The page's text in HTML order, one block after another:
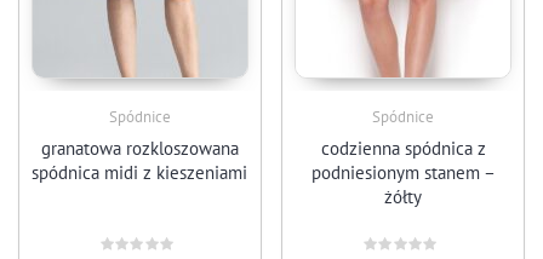
Spódnice
granatowa rozkloszowana
spódnica midi z kieszeniami
Spódnice
codzienna spódnica z
podniesionym stanem –
żółty